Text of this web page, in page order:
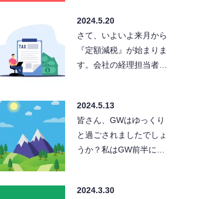
にい…
2024.5.20
さて、いよいよ来月から
『定額減税』が始まりま
す。会社の経理担当者や
の準…
2024.5.13
皆さん、GWはゆっくり
と過ごされましたでしょ
うか？私はGW前半に京
園、…
2024.3.30